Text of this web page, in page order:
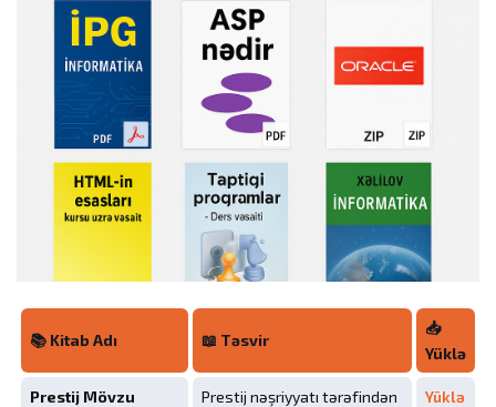
📚 Kitab Adı 📖 Təsvir
📥
Yüklə
Prestij Mövzu
Prestij nəşriyyatı tərəfindən
Yüklə